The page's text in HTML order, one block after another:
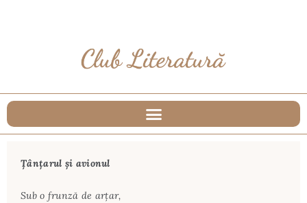
Ţânţarul şi avionul
Sub o frunză de arţar,